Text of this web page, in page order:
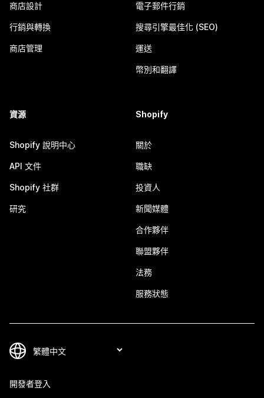
商店設計
行銷與轉換
商店管理
電子郵件行銷
搜尋引擎最佳化 (SEO)
運送
幣別和翻譯
資源
Shopify 說明中心
API 文件
Shopify 社群
研究
Shopify
關於
職缺
投資人
新聞媒體
合作夥伴
聯盟夥伴
法務
服務狀態
開發者登入